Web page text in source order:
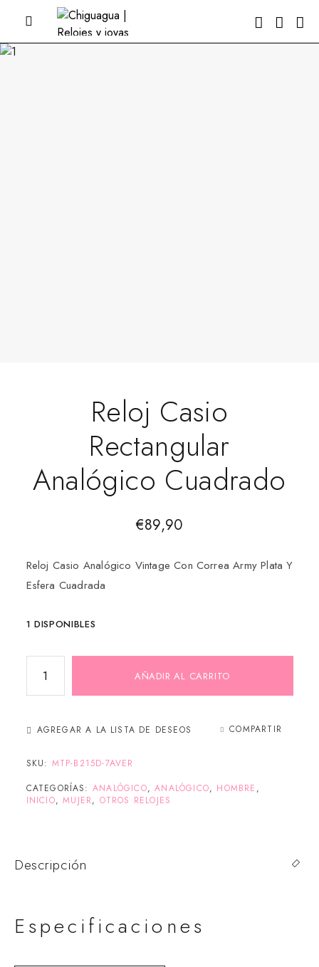
Reloj Casio
Rectangular
Analógico Cuadrado
€89,90
Reloj Casio Analógico Vintage Con Correa Army Plata Y
Esfera Cuadrada
1 DISPONIBLES
AÑADIR AL CARRITO
AGREGAR A LA LISTA DE DESEOS COMPARTIR
SKU: MTP-B215D-7AVER
CATEGORÍAS: ANALÓGICO,ANALÓGICO, HOMBRE ,
INICIO,MUJER, OTROS RELOJES
Descripción
Especificaciones